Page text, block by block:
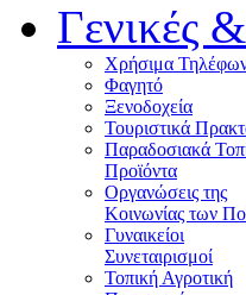
Γενικές
Χρήσιμα
Φαγητό
Ξενοδοχεία
Τουριστικά
Παραδοσιακά
Προϊόντα
Οργανώσεις της
Κοινωνίας των
Γυναικείοι
Συνεταιρισμοί
Τοπική Αγροτική